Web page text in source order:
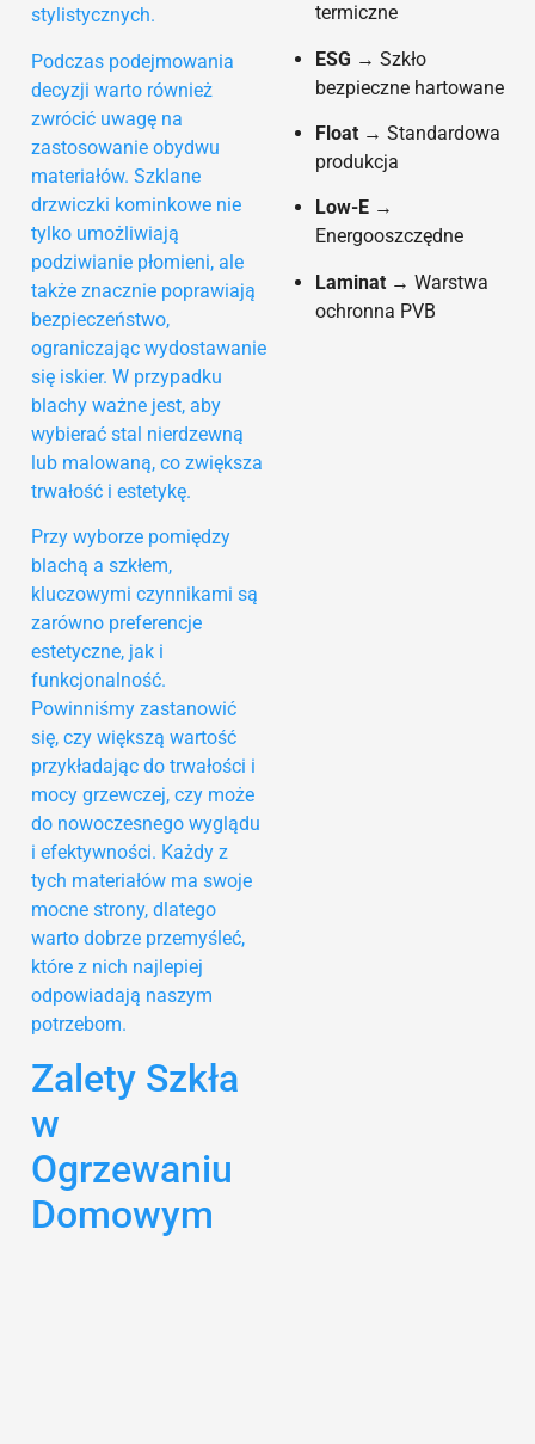
stylistycznych.
Podczas podejmowania
decyzji warto również
zwrócić uwagę na
zastosowanie obydwu
materiałów. Szklane
drzwiczki kominkowe nie
tylko umożliwiają
podziwianie płomieni, ale
także znacznie poprawiają
bezpieczeństwo,
ograniczając wydostawanie
się iskier. W przypadku
blachy ważne jest, aby
wybierać stal nierdzewną
lub malowaną, co zwiększa
trwałość i estetykę.
Przy wyborze pomiędzy
blachą a szkłem,
kluczowymi czynnikami są
zarówno preferencje
estetyczne, jak i
funkcjonalność.
Powinniśmy zastanowić
się, czy większą wartość
przykładając do trwałości i
mocy grzewczej, czy może
do nowoczesnego wyglądu
i efektywności. Każdy z
tych materiałów ma swoje
mocne strony, dlatego
warto dobrze przemyśleć,
które z nich najlepiej
odpowiadają naszym
potrzebom.
Zalety Szkła
w
Ogrzewaniu
Domowym
termiczne
ESG → Szkło
bezpieczne hartowane
Float → Standardowa
produkcja
Low-E →
Energooszczędne
Laminat → Warstwa
ochronna PVB